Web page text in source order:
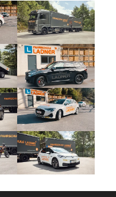
Show larger version
for:
Show larger version
for:
Show larger version
for:
Show larger version